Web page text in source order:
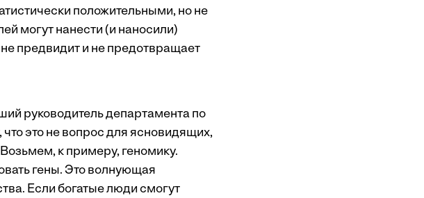
положительными, но не
могут нанести (и наносили)
предвидит и не предотвращает
руководитель департамента по
это не вопрос для ясновидящих,
к примеру, геномику.
гены. Это волнующая
Если богатые люди смогут